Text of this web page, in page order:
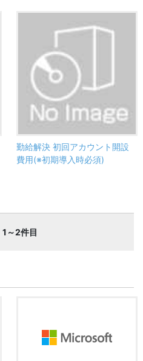
勤給解決 初回アカウント開設
費用(※初期導入時必須)
1～2件目